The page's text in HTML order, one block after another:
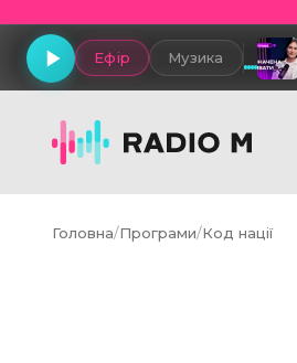
Ефір Музика
Головна/Програми/Код нації